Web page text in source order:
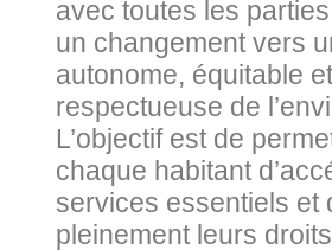
avec toutes les
un changement vers
autonome, équitable et
respectueuse de
L’objectif est de
chaque habitant
services essentiels et
pleinement leurs droits